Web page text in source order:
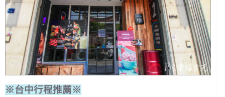
※台中行程推薦※